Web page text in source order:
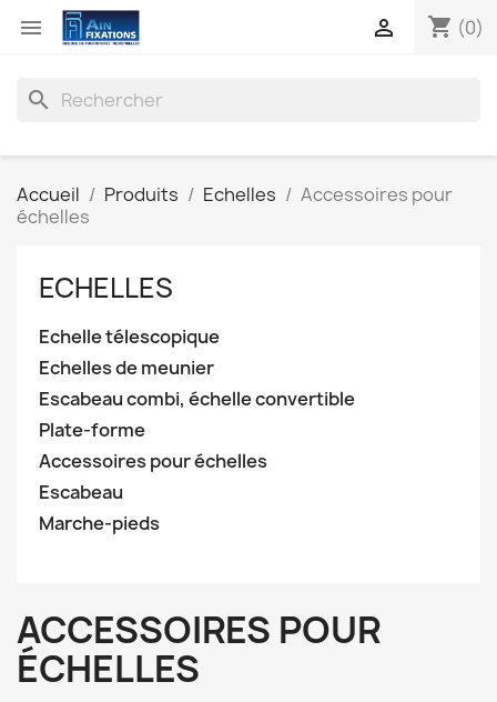
 shopping_cart (0)

search
Accueil Produits Echelles
Accessoires pour
échelles
ECHELLES
Echelle télescopique
Echelles de meunier
Escabeau combi, échelle convertible
Plate-forme
Accessoires pour échelles
Escabeau
Marche-pieds
ACCESSOIRES POUR
ÉCHELLES